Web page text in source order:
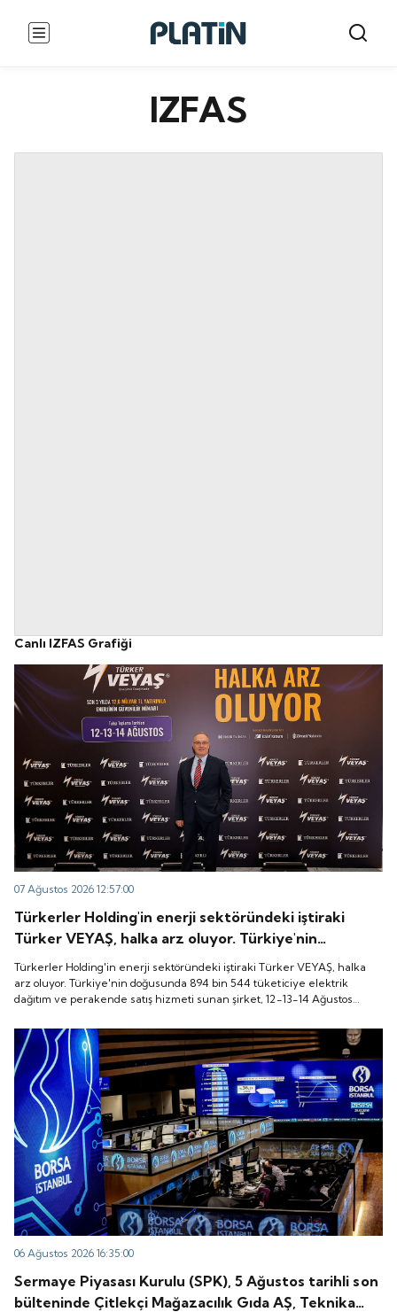
IZFAS
Canlı IZFAS Grafiği
07 Ağustos 2026 12:57:00
Türkerler Holding'in enerji sektöründeki iştiraki
Türker VEYAŞ, halka arz oluyor. Türkiye'nin
doğusunda 894 bin 544 tüketiciye elektrik dağıtım
ve perakende satış hizmeti sunan şirket, 12-13-14
Ağustos tarihleri arasında pay başına 136 TL fiyatla
Türkerler Holding'in enerji sektöründeki iştiraki Türker VEYAŞ, halka
arz oluyor. Türkiye'nin doğusunda 894 bin 544 tüketiciye elektrik
dağıtım ve perakende satış hizmeti sunan şirket, 12-13-14 Ağustos
06 Ağustos 2026 16:35:00
Sermaye Piyasası Kurulu (SPK), 5 Ağustos tarihli son
bülteninde Çitlekçi Mağazacılık Gıda AŞ, Teknika